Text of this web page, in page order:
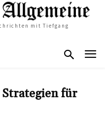
mit Tiefgang
für